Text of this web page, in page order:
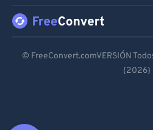
Español
© FreeConvert.comVERSIÓN
(2026)